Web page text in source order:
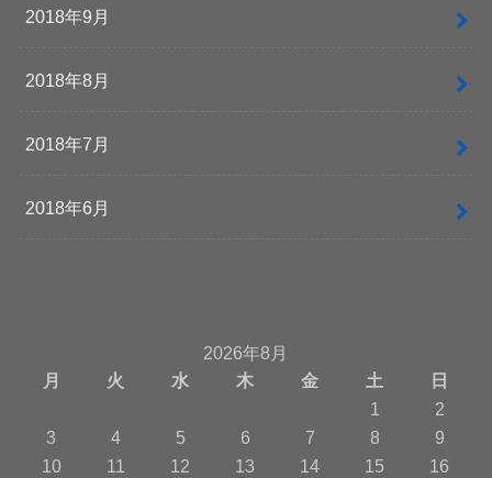
2018年9月
2018年8月
2018年7月
2018年6月
2026年8月
月
火 水 木 金 土
日
1
2
3
4 5 6 7 8
9
10
11 12 13 14 15 16